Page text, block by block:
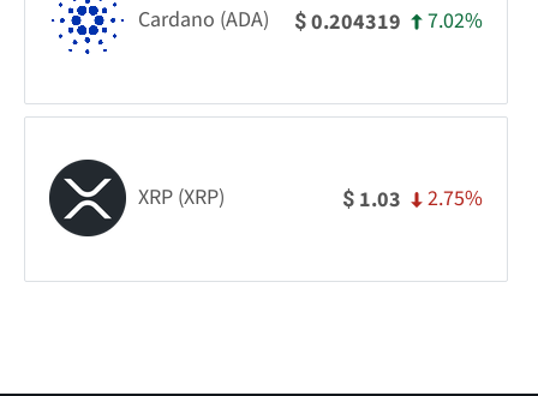
Cardano (ADA) $0.204319 7.02%
XRP (XRP) $ 1.03 2.75%